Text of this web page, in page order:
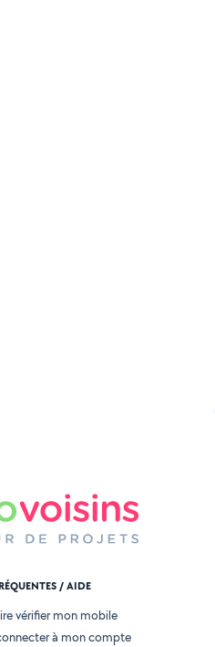
/ AIDE
vérifier mon mobile
à mon compte